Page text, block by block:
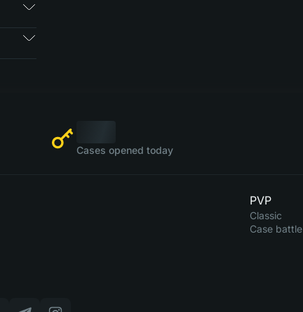
Cases opened today
PVP
Classic
Case battle